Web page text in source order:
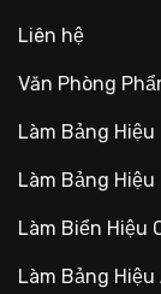
Liên hệ
Văn Phòng
Làm Bảng Hiệu
Làm Bảng Hiệu
Làm Biển Hiệu
Làm Bảng Hiệu